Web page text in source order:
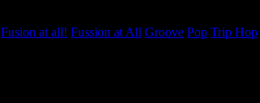
Fusion at all! Fussion at All Groove Pop Trip Hop